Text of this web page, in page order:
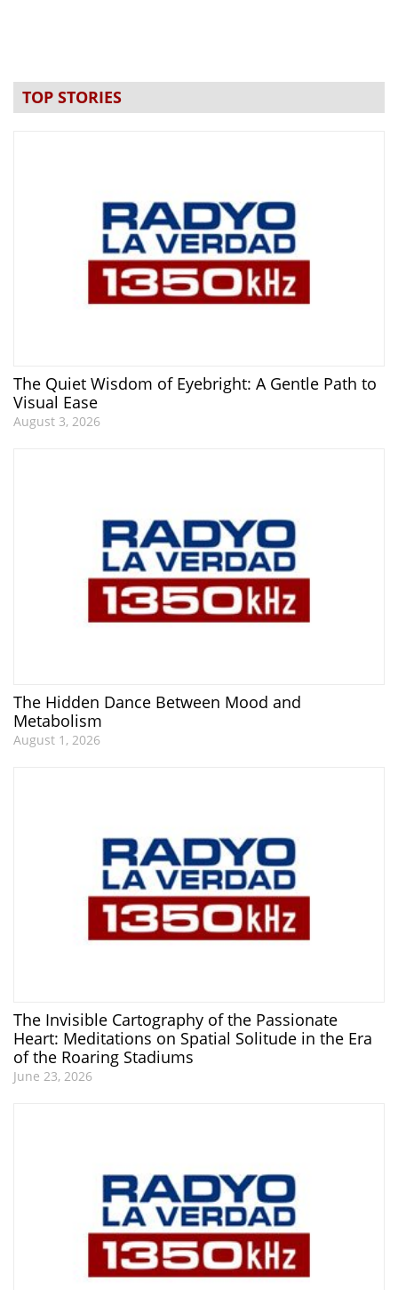
TOP STORIES
The Quiet Wisdom of Eyebright: A Gentle Path to
Visual Ease
August 3, 2026
The Hidden Dance Between Mood and
Metabolism
August 1, 2026
The Invisible Cartography of the Passionate
Heart: Meditations on Spatial Solitude in the Era
of the Roaring Stadiums
June 23, 2026